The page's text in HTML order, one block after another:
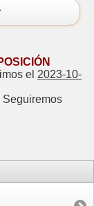
el 2023-10-
Seguiremos